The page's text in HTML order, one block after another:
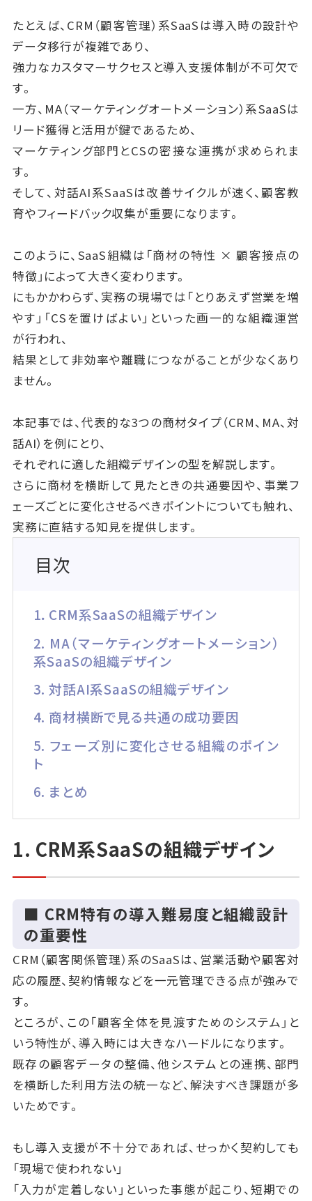
たとえば、CRM（顧客管理）系SaaSは導入時の設計や
データ移行が複雑であり、
強力なカスタマーサクセスと導入支援体制が不可欠で
す。
一方、MA（マーケティングオートメーション）系SaaSは
リード獲得と活用が鍵であるため、
マーケティング部門とCSの密接な連携が求められま
す。
そして、対話AI系SaaSは改善サイクルが速く、顧客教
育やフィードバック収集が重要になります。
このように、SaaS組織は「商材の特性 × 顧客接点の
特徴」によって大きく変わります。
にもかかわらず、実務の現場では「とりあえず営業を増
やす」「CSを置けばよい」といった画一的な組織運営
が行われ、
結果として非効率や離職につながることが少なくあり
ません。
本記事では、代表的な3つの商材タイプ（CRM、MA、対
話AI）を例にとり、
それぞれに適した組織デザインの型を解説します。
さらに商材を横断して見たときの共通要因や、事業フ
ェーズごとに変化させるべきポイントについても触れ、
実務に直結する知見を提供します。
目次
1．CRM系SaaSの組織デザイン
2. MA（マーケティングオートメーション）
系SaaSの組織デザイン
3. 対話AI系SaaSの組織デザイン
4. 商材横断で見る共通の成功要因
5. フェーズ別に変化させる組織のポイン
ト
6. まとめ
1. CRM系SaaSの組織デザイン
■ CRM特有の導入難易度と組織設計
の重要性
CRM（顧客関係管理）系のSaaSは、営業活動や顧客対
応の履歴、契約情報などを一元管理できる点が強みで
す。
ところが、この「顧客全体を見渡すためのシステム」と
いう特性が、導入時には大きなハードルになります。
既存の顧客データの整備、他システムとの連携、部門
を横断した利用方法の統一など、解決すべき課題が多
いためです。
もし導入支援が不十分であれば、せっかく契約しても
「現場で使われない」
「入力が定着しない」といった事態が起こり、短期での